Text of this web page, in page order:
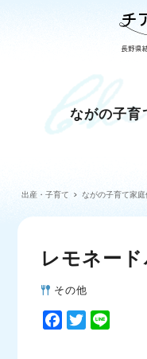
ながの子育
出産・子育て ながの子育て家庭
レモネー
その他
F
T